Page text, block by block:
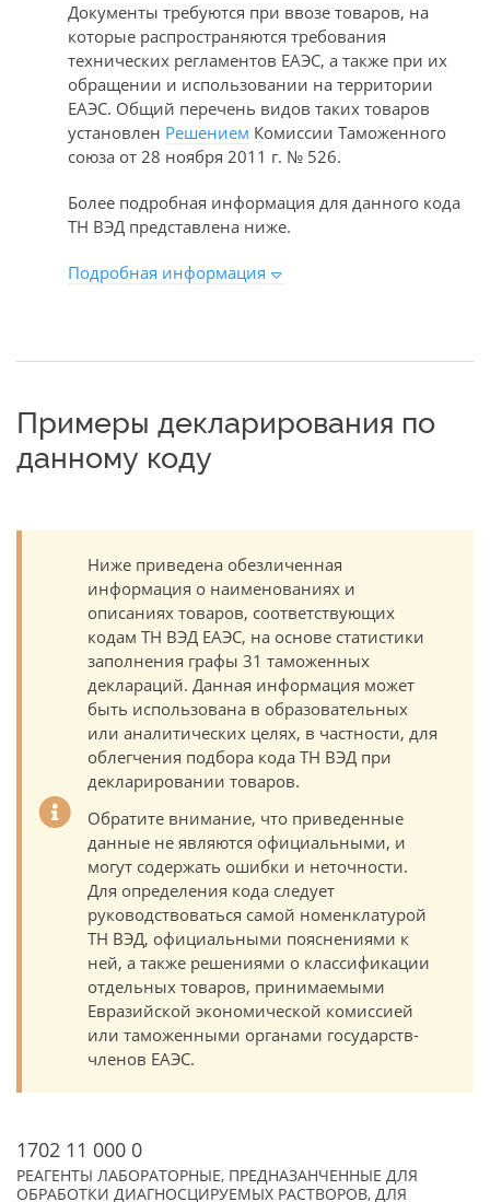
Документы требуются при ввозе товаров, на
которые распространяются требования
технических регламентов ЕАЭС, а также при их
обращении и использовании на территории
ЕАЭС. Общий перечень видов таких товаров
установлен Решением Комиссии Таможенного
союза от 28 ноября 2011 г. № 526.
Более подробная информация для данного кода
ТН ВЭД представлена ниже.
Подробная информация
Примеры декларирования по
данному коду
Ниже приведена обезличенная
информация о наименованиях и
описаниях товаров, соответствующих
кодам ТН ВЭД ЕАЭС, на основе статистики
заполнения графы 31 таможенных
деклараций. Данная информация может
быть использована в образовательных
или аналитических целях, в частности, для
облегчения подбора кода ТН ВЭД при
декларировании товаров.
Обратите внимание, что приведенные
данные не являются официальными, и
могут содержать ошибки и неточности.
Для определения кода следует
руководствоваться самой номенклатурой
ТН ВЭД, официальными пояснениями к
ней, а также решениями о классификации
отдельных товаров, принимаемыми
Евразийской экономической комиссией
или таможенными органами государств-
членов ЕАЭС.
1702 11 000 0
РЕАГЕНТЫ ЛАБОРАТОРНЫЕ, ПРЕДНАЗАНЧЕННЫЕ ДЛЯ
ОБРАБОТКИ ДИАГНОСЦИРУЕМЫХ РАСТВОРОВ, ДЛЯ